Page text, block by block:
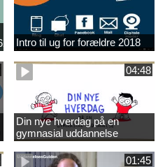
Intro til ug for forældre 2018
04:48
Din nye hverdag på en
gymnasial uddannelse
01:45